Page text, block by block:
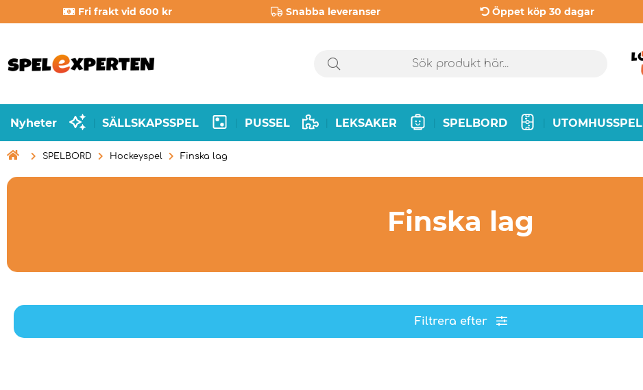
Fri frakt vid 600 kr Snabba leveranser Öppet köp 30 dagar
Nyheter SÄLLSKAPSSPEL PUSSEL LEKSAKER SPELBORD UTOMHUSSPEL
 SPELBORD Hockeyspel Finska lag
Finska lag
Filtrera efter